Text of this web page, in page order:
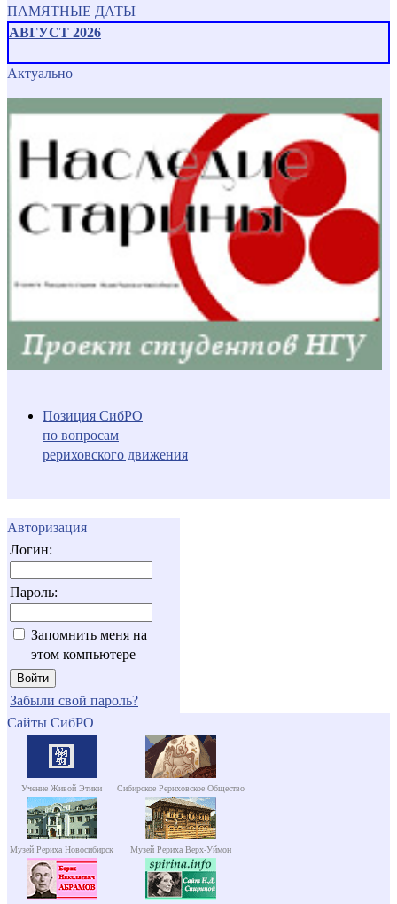
ПАМЯТНЫЕ ДАТЫ
АВГУСТ 2026
Актуально
Позиция СибРО
по вопросам
рериховского движения
Авторизация
Логин:
Пароль:
Запомнить меня на
этом компьютере
Забыли свой пароль?
Сайты СибРО
Учение Живой Этики Сибирское Рериховское Общество
Музей Рериха Новосибирск Музей Рериха Верх-Уймон